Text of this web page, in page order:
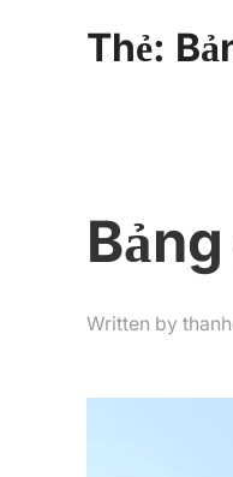
Thẻ:
Written by